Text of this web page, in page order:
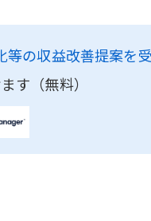
の収益改善提案を
す（無料）